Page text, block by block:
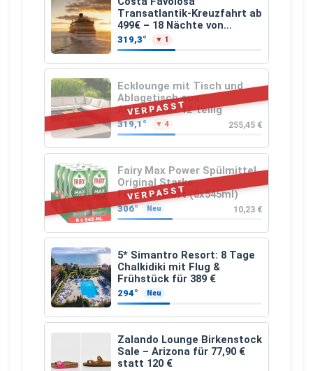
Transatlantik-Kreuzfahrt ab
499€ – 18 Nächte von
Hamburg nach Guadeloupe
319,3° ▼ 1
VERPASST
Ecklounge mit Tisch und
Ablagetisch aus
Akazienholz 12-teilig
319,1° ▼ 4 255,45 €
VERPASST
Fairy Max Power Spülmittel
Original Starke
Fettlösekraft (8x545ml)
306° Neu 10,23 €
5* Simantro Resort: 8 Tage
Chalkidiki mit Flug &
Frühstück für 389 €
294° Neu
Zalando Lounge Birkenstock
Sale – Arizona für 77,90 €
statt 120 €